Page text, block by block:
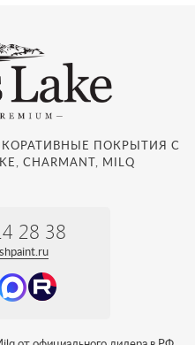
ПОКРЫТИЯ С
CHARMANT, MILQ
28 38